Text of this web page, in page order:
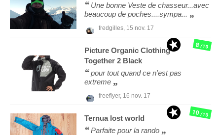
Une bonne Veste de chasseur...avec
beaucoup de poches....sympa...
fredgilles, 15 nov. 17
Picture Organic Clothing
Together 2 Black
pour tout quand ce n'est pas
extreme
freeflyer, 16 nov. 17
8/10
Ternua lost world
Parfaite pour la rando
10/10